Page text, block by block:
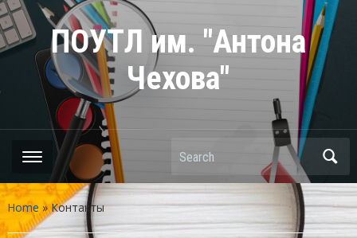
ПОУТЛ им. "Антона
Чехова"
Search
Home »Контакты